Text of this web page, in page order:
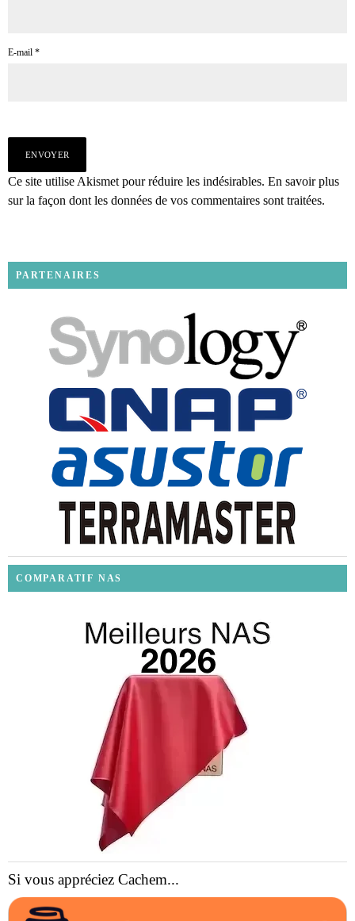
E-mail *
Ce site utilise Akismet pour réduire les indésirables. En savoir plus
sur la façon dont les données de vos commentaires sont traitées.
PARTENAIRES
COMPARATIF NAS
Si vous appréciez Cachem...